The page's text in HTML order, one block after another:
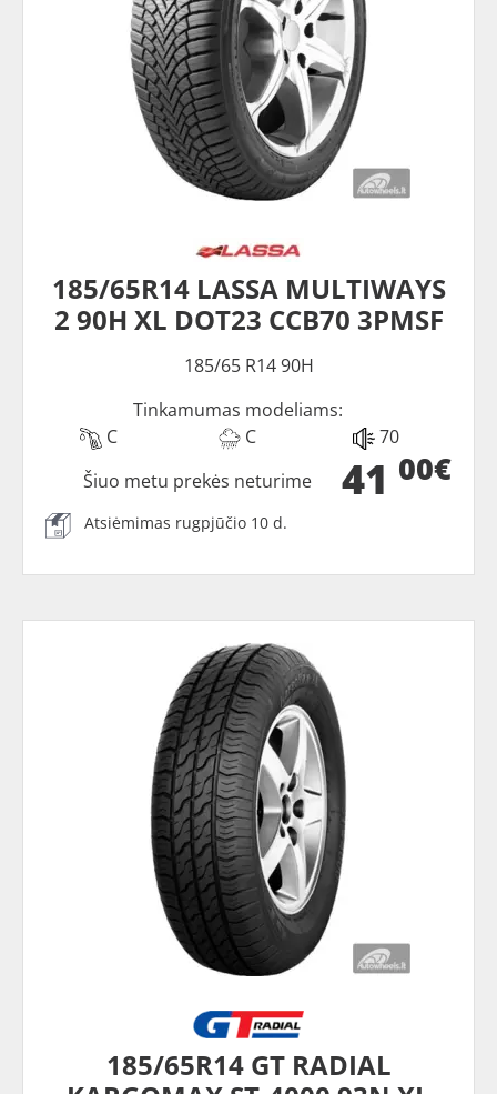
185/65R14 LASSA MULTIWAYS
2 90H XL DOT23 CCB70 3PMSF
185/65 R14 90H
Tinkamumas modeliams:
C
C 70
41 00€
Šiuo metu prekės neturime
Atsiėmimas rugpjūčio 10 d.
185/65R14 GT RADIAL